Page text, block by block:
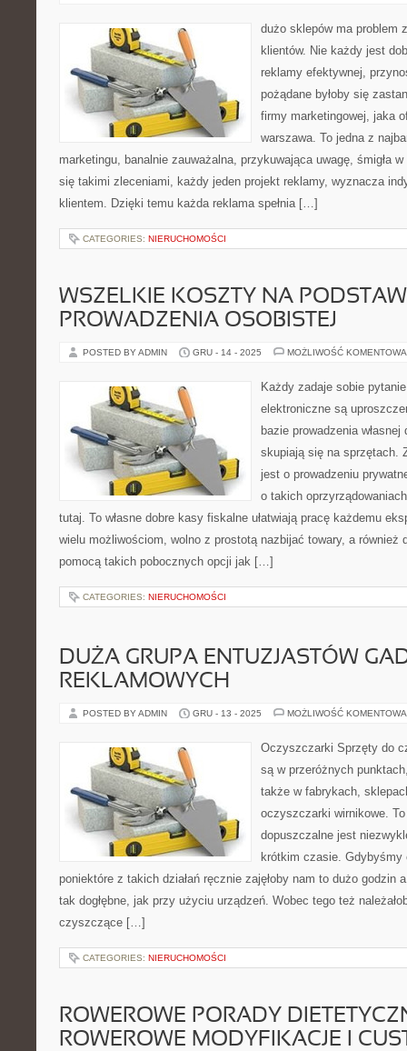
dużo sklepów ma problem
klientów. Nie każdy jest
reklamy efektywnej,
pożądane byłoby się
firmy marketingowej, jaka
warszawa. To jedna z
marketingu, banalnie zauważalna, przykuwająca uwagę, śmigła
się takimi zleceniami, każdy jeden projekt reklamy, wyznacza
klientem. Dzięki temu każda reklama spełnia […]
CATEGORIES: NIERUCHOMOŚCI
WSZELKIE KOSZTY NA
PROWADZENIA OSOBISTEJ
POSTED BY ADMIN GRU - 14 - 2025 MOŻLIWOŚĆ
Każdy zadaje sobie
elektroniczne są
bazie prowadzenia własnej
skupiają się na sprzętach.
jest o prowadzeniu
o takich
tutaj. To własne dobre kasy fiskalne ułatwiają pracę każdemu
wielu możliwościom, wolno z prostotą nazbijać towary, a również
pomocą takich pobocznych opcji jak […]
CATEGORIES: NIERUCHOMOŚCI
DUŻA GRUPA ENTUZJASTÓW
REKLAMOWYCH
POSTED BY ADMIN GRU - 13 - 2025 MOŻLIWOŚĆ
Oczyszczarki Sprzęty do
są w przeróżnych
także w fabrykach,
oczyszczarki wirnikowe.
dopuszczalne jest
krótkim czasie.
poniektóre z takich działań ręcznie zajęłoby nam to dużo godzin
tak dogłębne, jak przy użyciu urządzeń. Wobec tego też
czyszczące […]
CATEGORIES: NIERUCHOMOŚCI
ROWEROWE PORADY
ROWEROWE MODYFIKACJE I